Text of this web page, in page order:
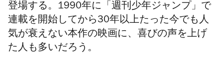
登場する。1990年に 「週刊少年ジャンプ」で
連載を開始してから30年以上たった今でも人
気が衰えない本作の映画に、喜びの声を上げ
た人も多いだろう。